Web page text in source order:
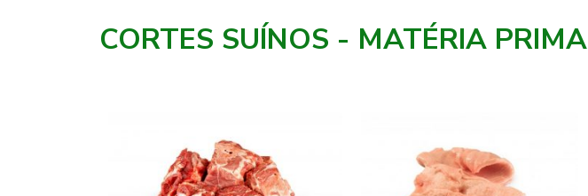
CORTES SUÍNOS - MATÉRIA PRIMA